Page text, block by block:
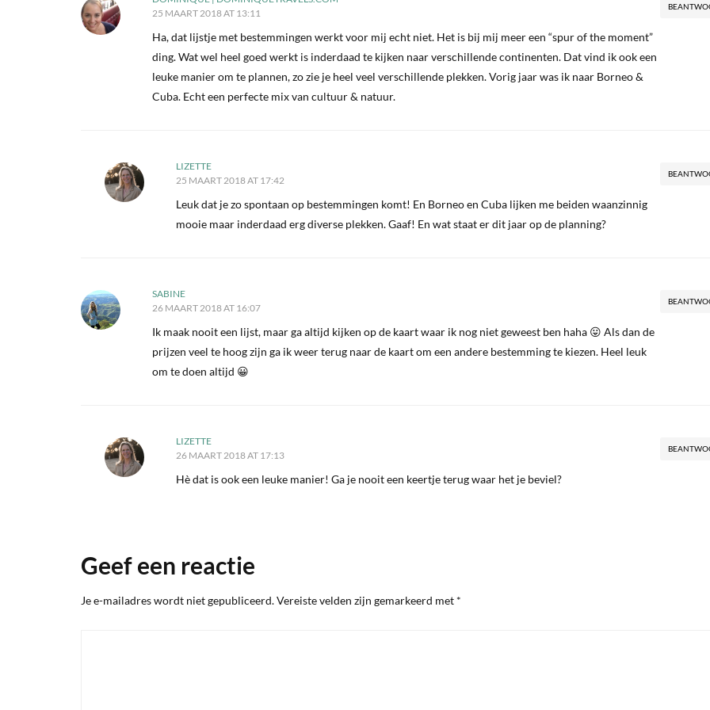
25 MAART 2018 AT 13:11
Ha, dat lijstje met bestemmingen werkt voor mij echt niet. Het is bij mij meer een “spur of the moment”
ding. Wat wel heel goed werkt is inderdaad te kijken naar verschillende continenten. Dat vind ik ook een
leuke manier om te plannen, zo zie je heel veel verschillende plekken. Vorig jaar was ik naar Borneo &
Cuba. Echt een perfecte mix van cultuur & natuur.
LIZETTE
25 MAART 2018 AT 17:42
Leuk dat je zo spontaan op bestemmingen komt! En Borneo en Cuba lijken me beiden waanzinnig
mooie maar inderdaad erg diverse plekken. Gaaf! En wat staat er dit jaar op de planning?
SABINE
26 MAART 2018 AT 16:07
Ik maak nooit een lijst, maar ga altijd kijken op de kaart waar ik nog niet geweest ben haha 😛 Als dan de
prijzen veel te hoog zijn ga ik weer terug naar de kaart om een andere bestemming te kiezen. Heel leuk
om te doen altijd 😀
LIZETTE
26 MAART 2018 AT 17:13
Hè dat is ook een leuke manier! Ga je nooit een keertje terug waar het je beviel?
Geef een reactie
Je e-mailadres wordt niet gepubliceerd.Vereiste velden zijn gemarkeerd met *